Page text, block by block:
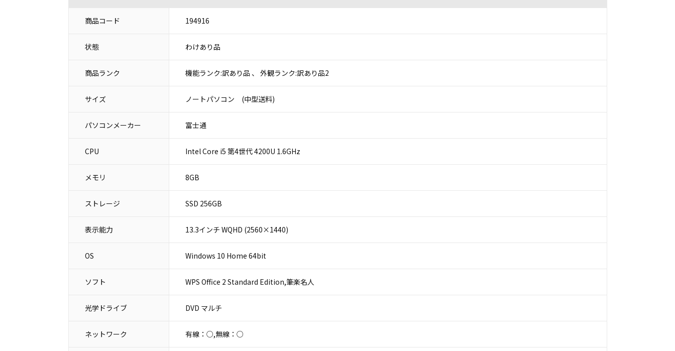
商品コード 194916
状態 わけあり品
商品ランク 機能ランク:訳あり品 、 外観ランク:訳あり品2
サイズ ノートパソコン (中型送料)
パソコンメーカー 富士通
CPU Intel Core i5 第4世代 4200U 1.6GHz
メモリ 8GB
ストレージ SSD 256GB
表示能力 13.3インチ WQHD (2560×1440)
OS Windows 10 Home 64bit
ソフト WPS Office 2 Standard Edition,筆楽名人
光学ドライブ DVD マルチ
ネットワーク 有線：○,無線：○